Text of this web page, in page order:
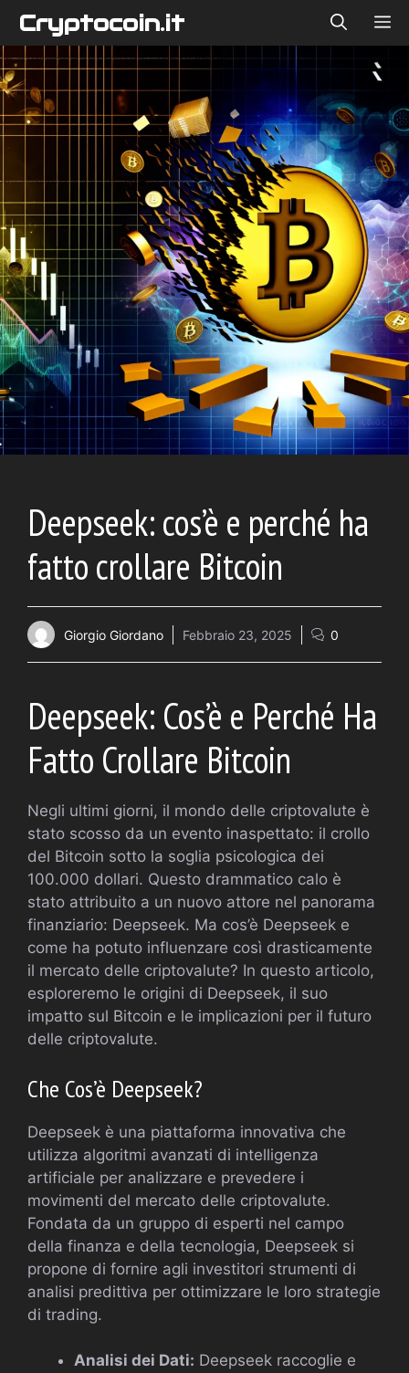
contenuto
Cryptocoin.it
Deepseek: cos’è e perché ha
fatto crollare Bitcoin
Giorgio Giordano Febbraio 23, 2025 0
Deepseek: Cos’è e Perché Ha
Fatto Crollare Bitcoin
Negli ultimi giorni, il mondo delle criptovalute è
stato scosso da un evento inaspettato: il crollo
del Bitcoin sotto la soglia psicologica dei
100.000 dollari. Questo drammatico calo è
stato attribuito a un nuovo attore nel panorama
finanziario: Deepseek. Ma cos’è Deepseek e
come ha potuto influenzare così drasticamente
il mercato delle criptovalute? In questo articolo,
esploreremo le origini di Deepseek, il suo
impatto sul Bitcoin e le implicazioni per il futuro
delle criptovalute.
Che Cos’è Deepseek?
Deepseek è una piattaforma innovativa che
utilizza algoritmi avanzati di intelligenza
artificiale per analizzare e prevedere i
movimenti del mercato delle criptovalute.
Fondata da un gruppo di esperti nel campo
della finanza e della tecnologia, Deepseek si
propone di fornire agli investitori strumenti di
analisi predittiva per ottimizzare le loro strategie
di trading.
Analisi dei Dati: Deepseek raccoglie e